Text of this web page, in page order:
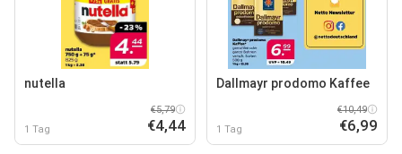
nutella
1 Tag
€5,79
€4,44
Dallmayr prodomo Kaffee
1 Tag
€10,49
€6,99